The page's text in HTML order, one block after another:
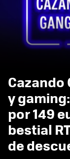
y
por 149
bestial
de